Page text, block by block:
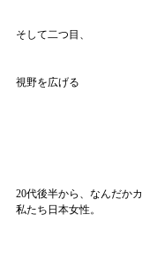
そして二つ目、
視野を広げる
20代後半から、なんだか
私たち日本女性。